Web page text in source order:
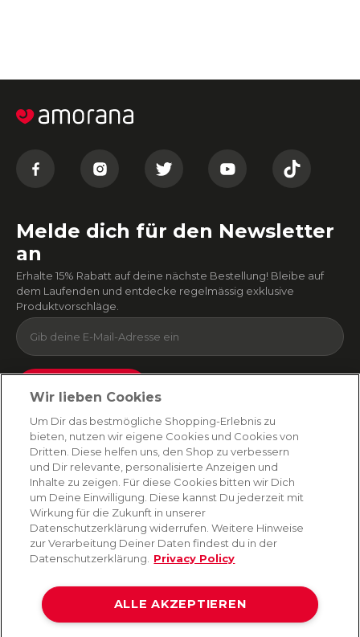
Melde dich für den Newsletter
an
Erhalte 15% Rabatt auf deine nächste Bestellung! Bleibe auf
dem Laufenden und entdecke regelmässig exklusive
Produktvorschläge.
Absenden
Du kannst dich jederzeit von unserem Newsletter abmelden. Indem du fortfährst, stimmst
du unseren E-Mail-Bedingungenund Datenschutzbestimmungen zu
AMORANA
MARKEN
SERVICE
Wir lieben Cookies
Um Dir das bestmögliche Shopping-Erlebnis zu
bieten, nutzen wir eigene Cookies und Cookies von
Dritten. Diese helfen uns, den Shop zu verbessern
und Dir relevante, personalisierte Anzeigen und
Inhalte zu zeigen. Für diese Cookies bitten wir Dich
um Deine Einwilligung. Diese kannst Du jederzeit mit
Wirkung für die Zukunft in unserer
Datenschutzerklärung widerrufen. Weitere Hinweise
zur Verarbeitung Deiner Daten findest du in der
Datenschutzerklärung.
Privacy Policy
ALLE AKZEPTIEREN